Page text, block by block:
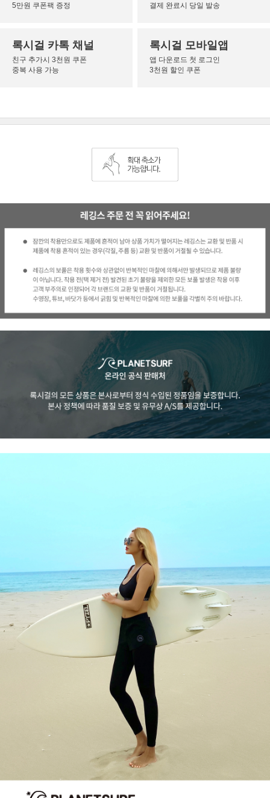
5만원 쿠폰팩 증정
결제 완료시 당일 발송
록시걸 카톡 채널
친구 추가시 3천원 쿠폰
중복 사용 가능
록시걸 모바일앱
앱 다운로드 첫 로그인
3천원 할인 쿠폰